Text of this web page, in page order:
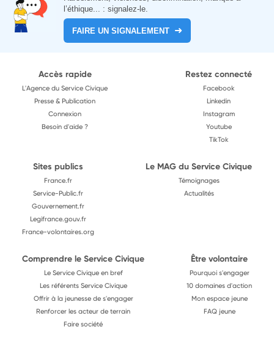
l’éthique... : signalez-le.
FAIRE UN SIGNALEMENT
Accès rapide
L'Agence du Service Civique
Presse & Publication
Connexion
Besoin d'aide ?
Restez connecté
Facebook
Linkedin
Instagram
Youtube
TikTok
Sites publics
France.fr
Service-Public.fr
Gouvernement.fr
Legifrance.gouv.fr
France-volontaires.org
Le MAG du Service Civique
Témoignages
Actualités
Comprendre le Service Civique
Le Service Civique en bref
Les référents Service Civique
Offrir à la jeunesse de s'engager
Renforcer les acteur de terrain
Faire société
Être volontaire
Pourquoi s'engager
10 domaines d'action
Mon espace jeune
FAQ jeune